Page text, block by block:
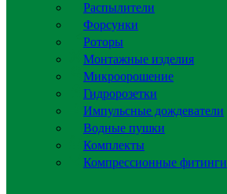
Распылители
Форсунки
Роторы
Монтажные изделия
Микроорошение
Гидророзетки
Импульсные дождеватели
Водные пушки
Комплекты
Компрессионные фитинги